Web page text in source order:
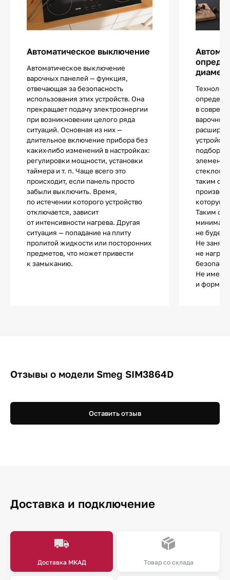
Автоматическое выключение
Автоматическое выключение
варочных панелей — функция,
отвечающая за безопасность
использования этих устройств. Она
прекращает подачу электроэнергии
при возникновении целого ряда
ситуаций. Основная из них —
длительное включение прибора без
каких-либо изменений в настройках:
регулировки мощности, установки
таймера и т. п. Чаще всего это
происходит, если панель просто
забыли выключить. Время,
по истечении которого устройство
отключается, зависит
от интенсивности нагрева. Другая
ситуация — попадание на плиту
пролитой жидкости или посторонних
предметов, что может привести
к замыканию.
в
варочных
подбор
элементы
таким
которую
Таким
не будет
Не
не
Не имеет
и форма
Отзывы о модели Smeg SIM3864D
Оставить отзыв
Доставка и подключение
Доставка МКАД Товар со склада